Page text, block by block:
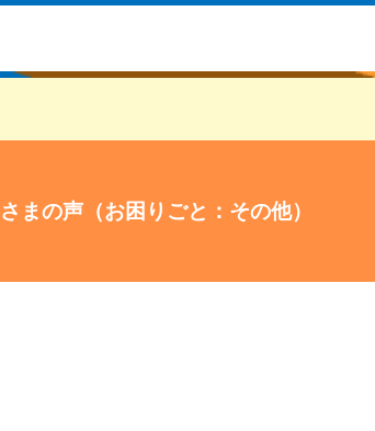
まの声（お困りごと：その他）